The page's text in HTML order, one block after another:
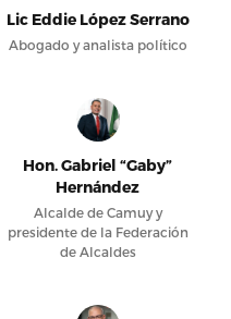
Lic Eddie López Serrano
Abogado y analista político
Hon. Gabriel “Gaby”
Hernández
Alcalde de Camuy y
presidente de la Federación
de Alcaldes